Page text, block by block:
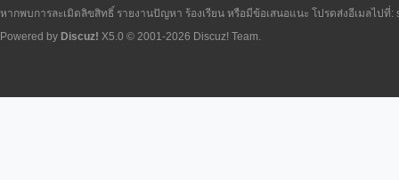
หากพบการละเมิดลิขสิทธิ์ รายงานปัญหา ร้องเรียน หรือมีข้อเสนอแนะ โปรดส่งอีเมลไปที่:
Powered by Discuz! X5.0 © 2001-2026 Discuz! Team.